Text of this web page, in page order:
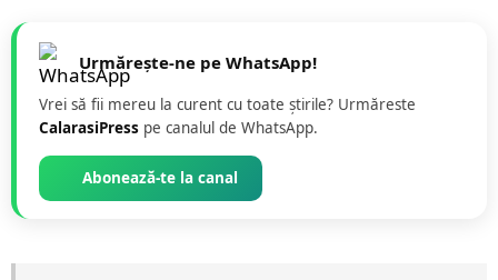
Urmărește-ne pe WhatsApp!
Vrei să fii mereu la curent cu toate știrile? Urmăreste
CalarasiPress pe canalul de WhatsApp.
Abonează-te la canal